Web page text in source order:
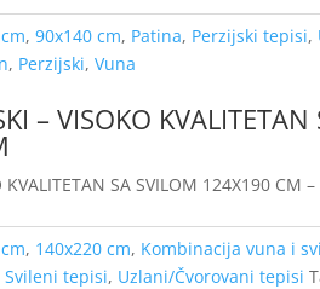
,90x140 cm, Patina, Perzijski tepisi,
, Perzijski,Vuna
– VISOKO KVALITETAN
KVALITETAN SA SVILOM 124X190 CM
, 140x220 cm, Kombinacija vuna i
Svileni tepisi, Uzlani/Čvorovani tepisi